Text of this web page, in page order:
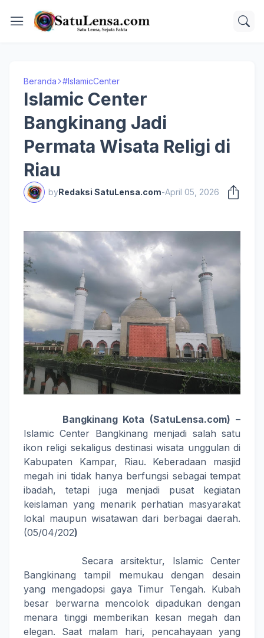
Beranda #IslamicCenter
Islamic Center
Bangkinang Jadi
Permata Wisata Religi di
Riau
byRedaksi SatuLensa.com-April 05, 2026
Bangkinang Kota (SatuLensa.com) –
Islamic Center Bangkinang menjadi salah satu
ikon religi sekaligus destinasi wisata unggulan di
Kabupaten Kampar, Riau. Keberadaan masjid
megah ini tidak hanya berfungsi sebagai tempat
ibadah, tetapi juga menjadi pusat kegiatan
keislaman yang menarik perhatian masyarakat
lokal maupun wisatawan dari berbagai daerah.
(05/04/202)
Secara arsitektur, Islamic Center
Bangkinang tampil memukau dengan desain
yang mengadopsi gaya Timur Tengah. Kubah
besar berwarna mencolok dipadukan dengan
menara tinggi memberikan kesan megah dan
elegan. Saat malam hari, pencahayaan yang